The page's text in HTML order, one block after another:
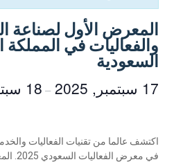
المعرض الأول لصناعة
والفعاليات في المملكة
السعودية
17 سبتمبر, 2025 – 18 سبتمبر, 2025
اكتشف عالما من تقنيات الفعاليات
في